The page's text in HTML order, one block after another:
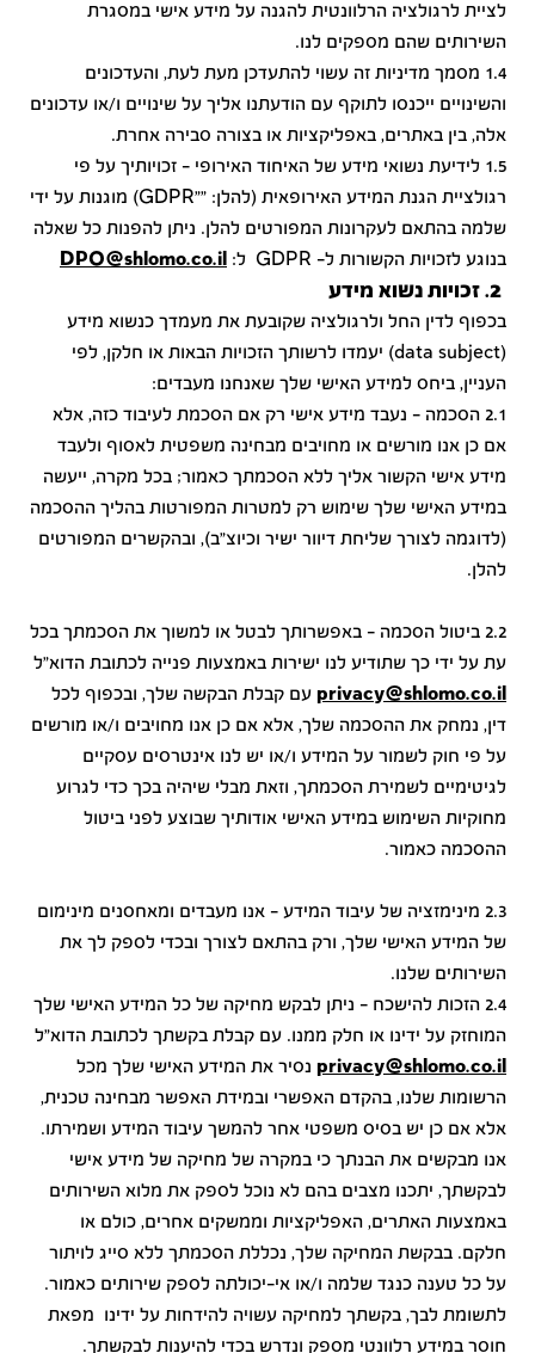
לציית לרגולציה הרלוונטית להגנה על מידע אישי במסגרת
השירותים שהם מספקים לנו.
1.4 מסמך מדיניות זה עשוי להתעדכן מעת לעת, והעדכונים
והשינויים ייכנסו לתוקף עם הודעתנו אליך על שינויים ו/או עדכונים
אלה, בין באתרים, באפליקציות או בצורה סבירה אחרת.
1.5 לידיעת נשואי מידע של האיחוד האירופי - זכויותיך על פי
רגולציית הגנת המידע האירופאית (להלן: ""GDPR) מוגנות על ידי
שלמה בהתאם לעקרונות המפורטים להלן. ניתן להפנות כל שאלה
בנוגע לזכויות הקשורות ל- GDPR ל:
DPO@shlomo.co.il
בכפוף לדין החל ולרגולציה שקובעת את מעמדך כנשוא מידע
(data subject) יעמדו לרשותך הזכויות הבאות או חלקן, לפי
העניין, ביחס למידע האישי שלך שאנחנו מעבדים:
2.1 הסכמה - נעבד מידע אישי רק אם הסכמת לעיבוד כזה, אלא
אם כן אנו מורשים או מחויבים מבחינה משפטית לאסוף ולעבד
מידע אישי הקשור אליך ללא הסכמתך כאמור; בכל מקרה, ייעשה
במידע האישי שלך שימוש רק למטרות המפורטות בהליך ההסכמה
(לדוגמה לצורך שליחת דיוור ישיר וכיוצ"ב), ובהקשרים המפורטים
להלן.
2.2 ביטול הסכמה - באפשרותך לבטל או למשוך את הסכמתך בכל
עת על ידי כך שתודיע לנו ישירות באמצעות פנייה לכתובת הדוא"ל
privacy@shlomo.co.il עם קבלת הבקשה שלך, ובכפוף לכל
דין, נמחק את ההסכמה שלך, אלא אם כן אנו מחויבים ו/או מורשים
על פי חוק לשמור על המידע ו/או יש לנו אינטרסים עסקיים
לגיטימיים לשמירת הסכמתך, וזאת מבלי שיהיה בכך כדי לגרוע
מחוקיות השימוש במידע האישי אודותיך שבוצע לפני ביטול
ההסכמה כאמור.
2.3 מינימזציה של עיבוד המידע - אנו מעבדים ומאחסנים מינימום
של המידע האישי שלך, ורק בהתאם לצורך ובכדי לספק לך את
השירותים שלנו.
2.4 הזכות להישכח – ניתן לבקש מחיקה של כל המידע האישי שלך
המוחזק על ידינו או חלק ממנו. עם קבלת בקשתך לכתובת הדוא"ל
privacy@shlomo.co.il נסיר את המידע האישי שלך מכל
הרשומות שלנו, בהקדם האפשרי ובמידת האפשר מבחינה טכנית,
אלא אם כן יש בסיס משפטי אחר להמשך עיבוד המידע ושמירתו.
אנו מבקשים את הבנתך כי במקרה של מחיקה של מידע אישי
לבקשתך, יתכנו מצבים בהם לא נוכל לספק את מלוא השירותים
באמצעות האתרים, האפליקציות וממשקים אחרים, כולם או
חלקם. בבקשת המחיקה שלך, נכללת הסכמתך ללא סייג לויתור
על כל טענה כנגד שלמה ו/או אי-יכולתה לספק שירותים כאמור.
לתשומת לבך, בקשתך למחיקה עשויה להידחות על ידינו מפאת
חוסר במידע רלוונטי מספק ונדרש בכדי להיענות לבקשתך.